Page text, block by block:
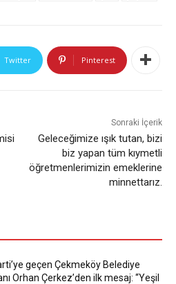
Twitter Pinterest
Sonraki İçerik
Geleceğimize ışık tutan, bizi
biz yapan tüm kıymetli
öğretmenlerimizin emeklerine
minnettarız.
geçen Çekmeköy Belediye
Orhan Çerkez’den ilk mesaj: “Yeşil